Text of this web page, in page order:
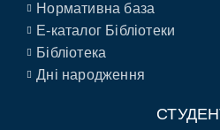
Нормативна база
E-каталог Бібліотеки
Бібліотека
Дні народження